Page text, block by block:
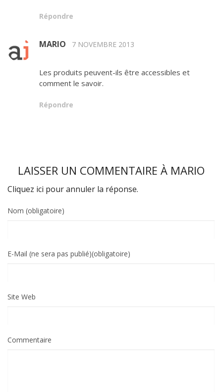
Répondre
MARIO 7 NOVEMBRE 2013
Les produits peuvent-ils être accessibles et
comment le savoir.
Répondre
LAISSER UN COMMENTAIRE À MARIO
Cliquez ici pour annuler la réponse.
Nom (obligatoire)
E-Mail (ne sera pas publié)(obligatoire)
Site Web
Commentaire